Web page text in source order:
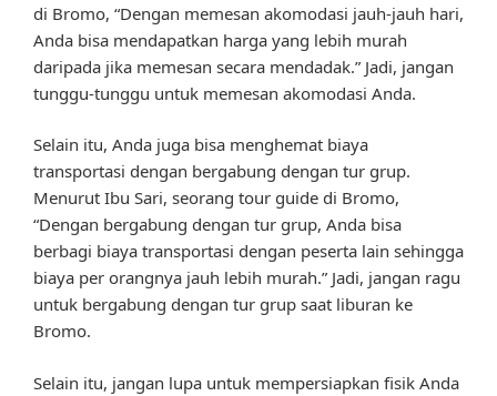
di Bromo, “Dengan memesan akomodasi jauh-jauh hari,
Anda bisa mendapatkan harga yang lebih murah
daripada jika memesan secara mendadak.” Jadi, jangan
tunggu-tunggu untuk memesan akomodasi Anda.
Selain itu, Anda juga bisa menghemat biaya
transportasi dengan bergabung dengan tur grup.
Menurut Ibu Sari, seorang tour guide di Bromo,
“Dengan bergabung dengan tur grup, Anda bisa
berbagi biaya transportasi dengan peserta lain sehingga
biaya per orangnya jauh lebih murah.” Jadi, jangan ragu
untuk bergabung dengan tur grup saat liburan ke
Bromo.
Selain itu, jangan lupa untuk mempersiapkan fisik Anda